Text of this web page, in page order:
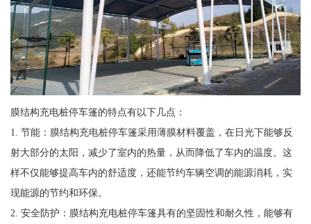
膜结构充电桩停车篷的特点有以下几点：
1. 节能：膜结构充电桩停车篷采用薄膜材料覆盖，在日光下能够反
射大部分的太阳，减少了室内的热量，从而降低了车内的温度。这
样不仅能够提高车内的舒适度，还能节约车辆空调的能源消耗，实
现能源的节约和环保。
2. 安全防护：膜结构充电桩停车篷具有的坚固性和耐久性，能够有